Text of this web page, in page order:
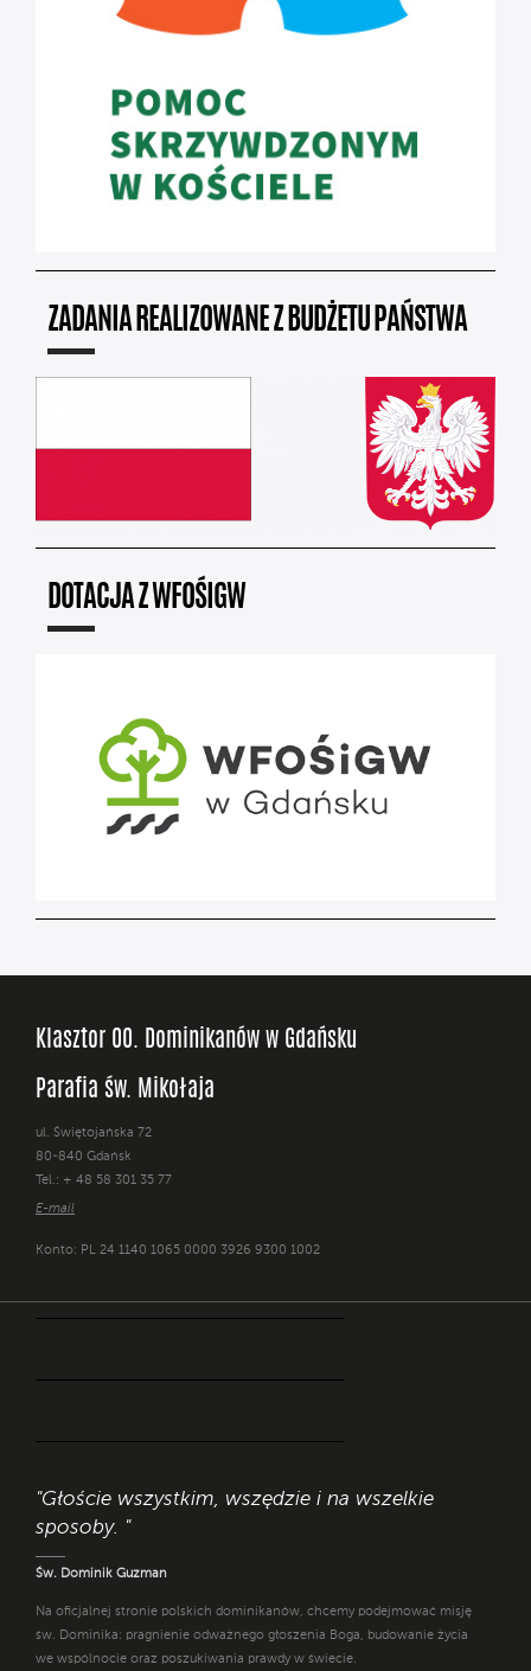
ZADANIA REALIZOWANE Z BUDŻETU PAŃSTWA
DOTACJA Z WFOŚIGW
Klasztor OO. Dominikanów w Gdańsku
Parafia św. Mikołaja
ul. Świętojańska 72
80-840 Gdańsk
Tel.: + 48 58 301 35 77
E-mail
Konto: PL 24 1140 1065 0000 3926 9300 1002
"Głoście wszystkim, wszędzie i na wszelkie
sposoby. "
Św. Dominik Guzman
Na oficjalnej stronie polskich dominikanów, chcemy podejmować misję
św. Dominika: pragnienie odważnego głoszenia Boga, budowanie życia
we wspólnocie oraz poszukiwania prawdy w świecie.